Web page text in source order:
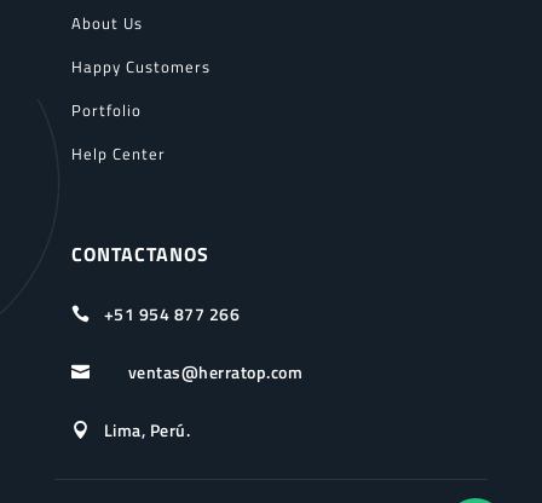
About Us
Happy Customers
Portfolio
Help Center
CONTACTANOS
 +51 954 877 266
 ventas@herratop.com
 Lima, Perú.